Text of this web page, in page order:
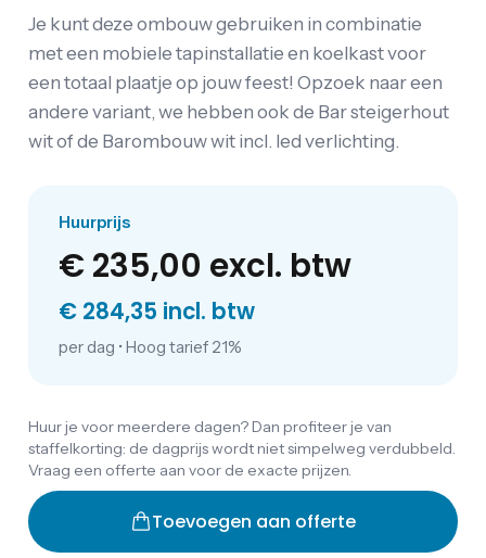
Je kunt deze ombouw gebruiken in combinatie
met een mobiele tapinstallatie en koelkast voor
een totaal plaatje op jouw feest! Opzoek naar een
andere variant, we hebben ook de Bar steigerhout
wit of de Barombouw wit incl. led verlichting.
Huurprijs
€ 235,00 excl. btw
€ 284,35 incl. btw
per dag • Hoog tarief 21%
Huur je voor meerdere dagen? Dan profiteer je van
staffelkorting: de dagprijs wordt niet simpelweg verdubbeld.
Vraag een offerte aan voor de exacte prijzen.
Toevoegen aan offerte